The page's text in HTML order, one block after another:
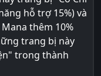
hỗ trợ 15%) và
thêm 10%
trang bị này
trong thành